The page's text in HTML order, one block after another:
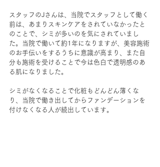
スタッフのJさんは、当院でスタッフとして働く
前は、あまりスキンケアをされていなかったと
のことで、シミが多いのを気にされていまし
た。当院で働いて約1年になりますが、美容施術
のお手伝いをするうちに意識が高まり、また自
分も施術を受けることで今は色白で透明感のあ
る肌になりました。
シミがなくなることで化粧もどんどん薄くな
り、当院で働き出してからファンデーションを
付けなくなる人が続出しています。